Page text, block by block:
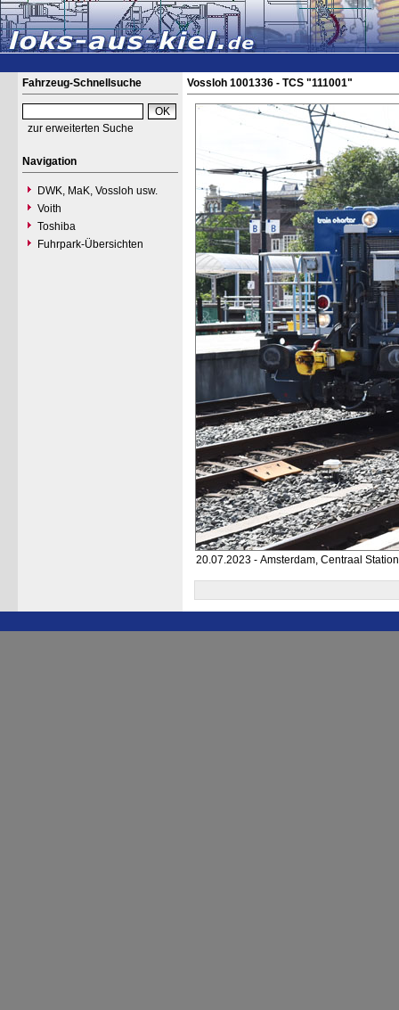
Fahrzeug-Schnellsuche
zur erweiterten Suche
Navigation
DWK, MaK, Vossloh usw.
Voith
Toshiba
Fuhrpark-Übersichten
Vossloh 1001336 - TCS "111001"
20.07.2023 - Amsterdam, Centraal